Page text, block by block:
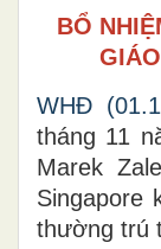
BỔ
WHĐ
tháng 11
Marek
Singapore
thường trú